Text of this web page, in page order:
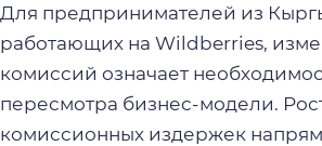
Для предпринимателей из
работающих на Wildberries,
комиссий означает
пересмотра бизнес-модели.
комиссионных издержек